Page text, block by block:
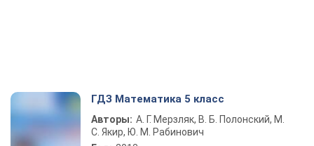
ГДЗ Математика 5 класс
Авторы: А. Г. Мерзляк, В. Б. Полонский, М.
С. Якир, Ю. М. Рабинович